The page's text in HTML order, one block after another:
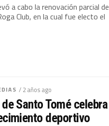
a cabo la renovación parcial de
Club, en la cual fue electo el
/ 2 años ago
Santo Tomé celebra
deportivo